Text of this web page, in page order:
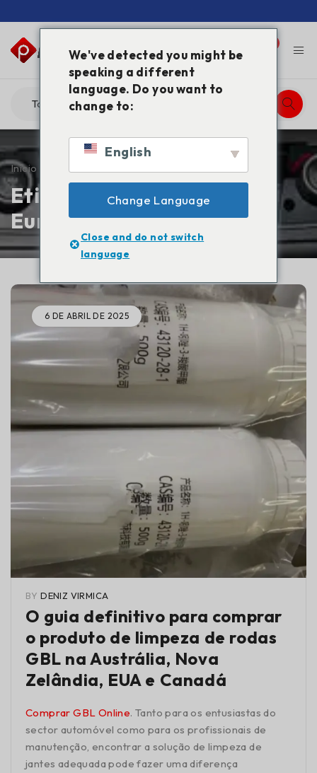
Etiqueta: Comprar GBL
Europe
Início Marcado "Buy GBL Europe"
6 DE ABRIL DE 2025
BY DENIZ VIRMICA
O guia definitivo para comprar
o produto de limpeza de rodas
GBL na Austrália, Nova
Zelândia, EUA e Canadá
Comprar GBL Online. Tanto para os entusiastas do
sector automóvel como para os profissionais de
manutenção, encontrar a solução de limpeza de
jantes adequada pode fazer uma diferença
We've detected you might be
speaking a different
language. Do you want to
change to:
English
Change Language
Close and do not switch
language